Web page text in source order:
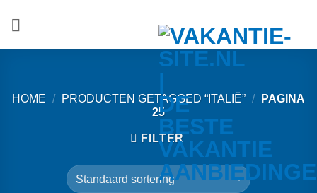
HOME / PRODUCTEN GETAGGED “ITALIË” /
PAGINA
25
FILTER